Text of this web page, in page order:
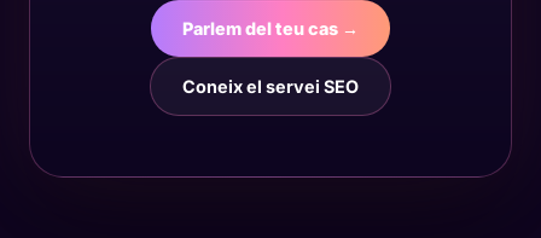
Parlem del teu cas →
Coneix el servei SEO